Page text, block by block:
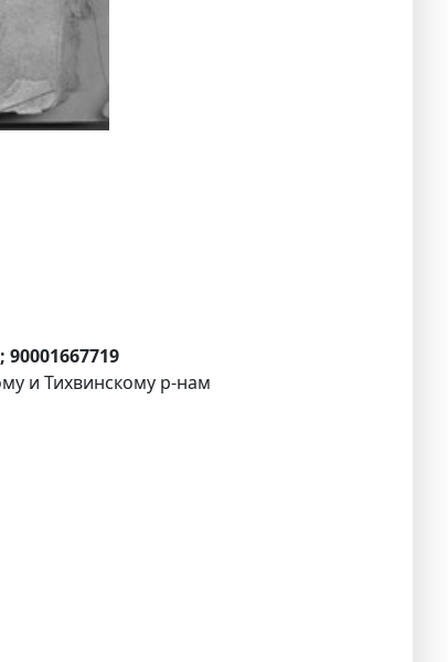
90001667719
и Тихвинскому р-нам